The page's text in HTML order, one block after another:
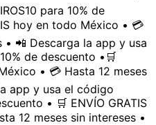
para 10% de
hoy en todo México • 💳
• 📲 Descarga la app y usa
de descuento • 🛒
• 💳 Hasta 12 meses
app y usa el código
• 🛒 ENVÍO GRATIS
12 meses sin intereses •